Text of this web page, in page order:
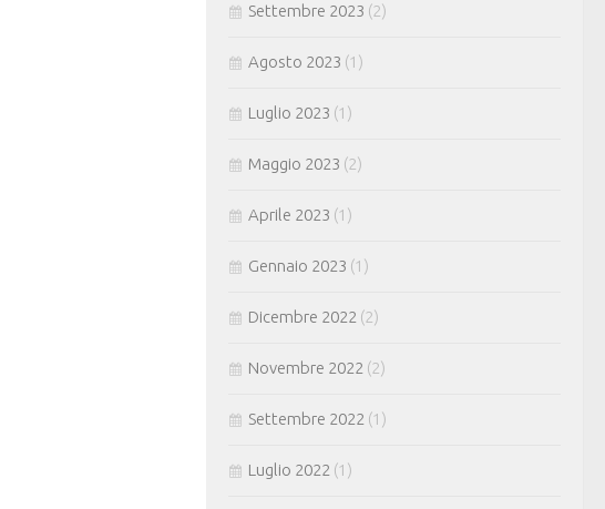
Settembre 2023 (2)
Agosto 2023 (1)
Luglio 2023 (1)
Maggio 2023 (2)
Aprile 2023 (1)
Gennaio 2023 (1)
Dicembre 2022 (2)
Novembre 2022 (2)
Settembre 2022 (1)
Luglio 2022 (1)